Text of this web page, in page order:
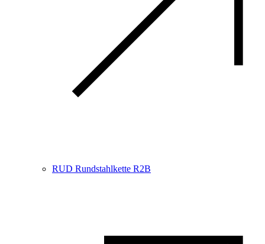
RUD Rundstahlkette R2B